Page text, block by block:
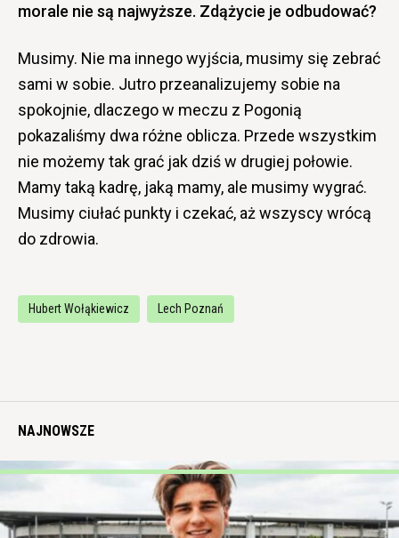
morale nie są najwyższe. Zdążycie je odbudować?
Musimy. Nie ma innego wyjścia, musimy się zebrać
sami w sobie. Jutro przeanalizujemy sobie na
spokojnie, dlaczego w meczu z Pogonią
pokazaliśmy dwa różne oblicza. Przede wszystkim
nie możemy tak grać jak dziś w drugiej połowie.
Mamy taką kadrę, jaką mamy, ale musimy wygrać.
Musimy ciułać punkty i czekać, aż wszyscy wrócą
do zdrowia.
Hubert Wołąkiewicz Lech Poznań
NAJNOWSZE